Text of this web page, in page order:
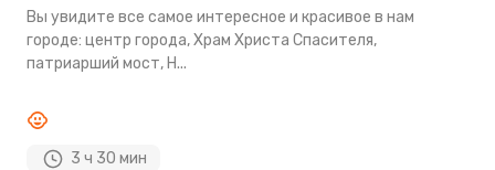
Вы увидите все самое интересное и красивое в нам
городе: центр города, Храм Христа Спасителя,
патриарший мост, Н...
3 ч 30 мин